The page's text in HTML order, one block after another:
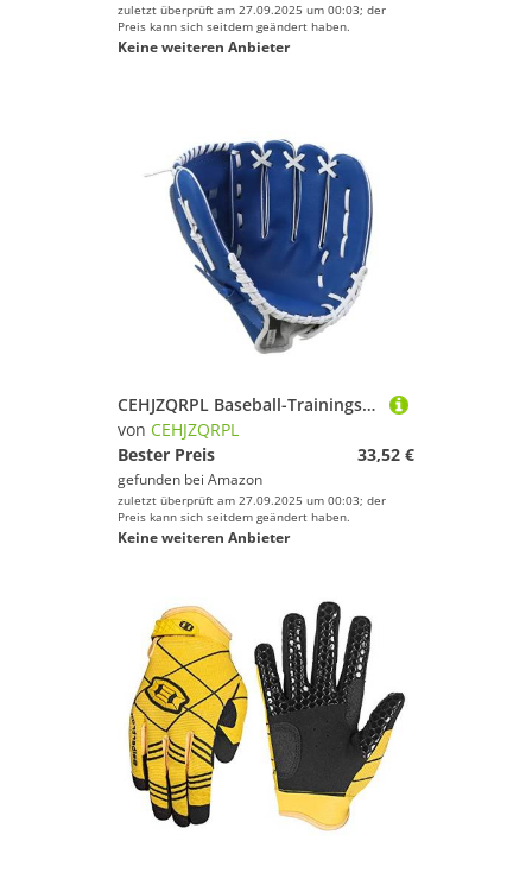
zuletzt überprüft am 27.09.2025 um 00:03; der
Preis kann sich seitdem geändert haben.
Keine weiteren Anbieter
CEHJZQRPL Baseball-Trainingshandschuhe, Softball-Handschuhe für Outdoor-Sportarten und professionelle Kinder und Erwachsene – 40 verstellbar, bequem (Blau, 12,5 Zoll)
von CEHJZQRPL
Bester Preis
33,52 €
gefunden bei Amazon
zuletzt überprüft am 27.09.2025 um 00:03; der
Preis kann sich seitdem geändert haben.
Keine weiteren Anbieter